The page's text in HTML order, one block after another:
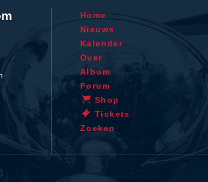
Home
Nieuws
Kalender
Over
Album
Forum
Shop
Tickets
Zoeken